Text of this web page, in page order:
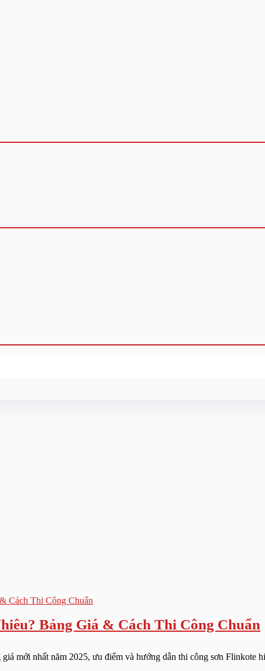
Bảng Giá & Cách Thi Công Chuẩn
mới nhất năm 2025, ưu điểm và hướng dẫn thi công sơn Flinkote